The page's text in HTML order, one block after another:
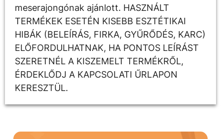
meserajongónak ajánlott. HASZNÁLT
TERMÉKEK ESETÉN KISEBB ESZTÉTIKAI
HIBÁK (BELEÍRÁS, FIRKA, GYŰRŐDÉS, KARC)
ELŐFORDULHATNAK, HA PONTOS LEÍRÁST
SZERETNÉL A KISZEMELT TERMÉKRŐL,
ÉRDEKLŐDJ A KAPCSOLATI ŰRLAPON
KERESZTÜL.